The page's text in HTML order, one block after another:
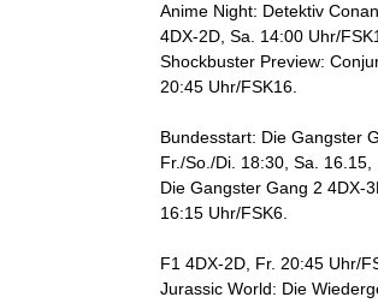
Anime Night: Detektiv
4DX-2D, Sa. 14:00 Uhr/
Shockbuster Preview:
20:45 Uhr/FSK16.
Bundesstart: Die Gangster
Fr./So./Di. 18:30, Sa.
Die Gangster Gang 2 4DX-
16:15 Uhr/FSK6.
F1 4DX-2D, Fr. 20:45 Uhr/
Jurassic World: Die